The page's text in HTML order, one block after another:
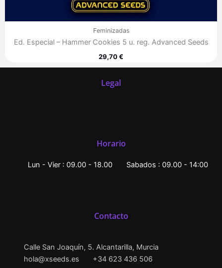
Feminizadas
Ed. Especial – Hammer Cookies 5 u. reg. Advanced Seeds
29,70€
Legal
Horario
Lun - Vier : 09.00 - 18.00 Sabados : 09.00 - 14:00
Contacto
Calle San Joaquín, 5. Alcantarilla, Murcia
hola@xseeds.es
+34 623 436 506